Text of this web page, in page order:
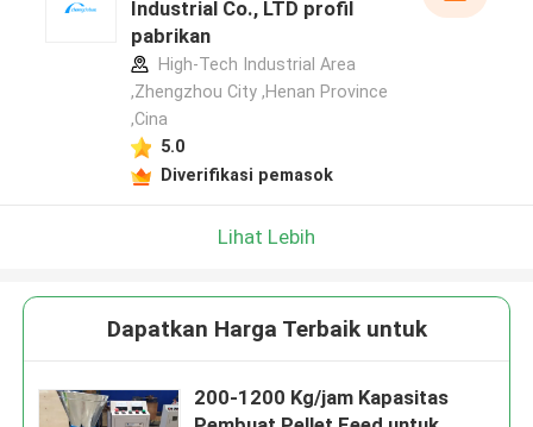
Industrial Co., LTD profil
pabrikan
High-Tech Industrial Area
,Zhengzhou City ,Henan Province
,Cina
5.0
Diverifikasi pemasok
Lihat Lebih
Dapatkan Harga Terbaik untuk
200-1200 Kg/jam Kapasitas